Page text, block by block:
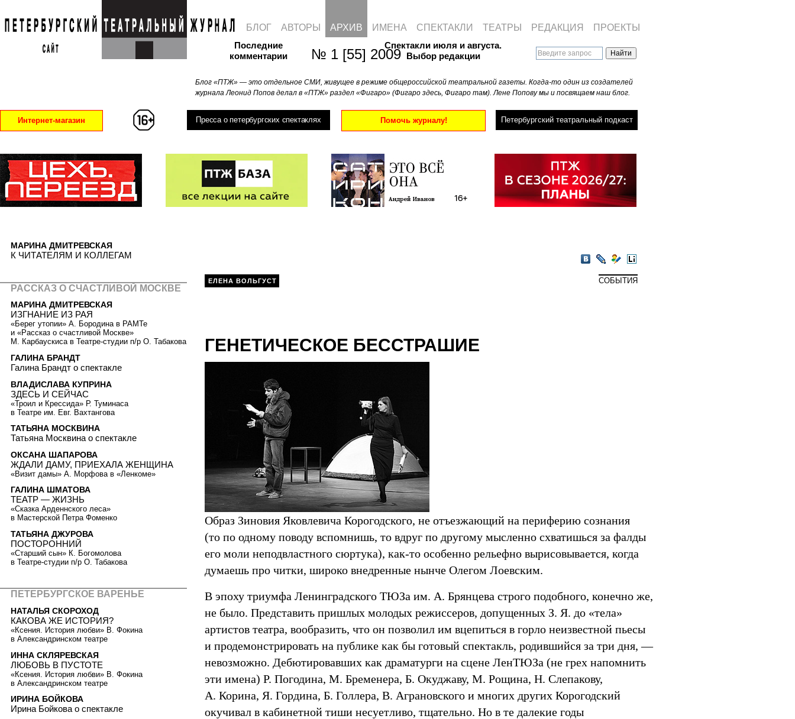
№ 1 [55] 2009
Последние
комментарии
Блог «ПТЖ» — это отдельное СМИ, живущее в режиме общероссийской театральной газеты. Когда-то один из создателей
журнала Леонид Попов делал в «ПТЖ» раздел «Фигаро» (Фигаро здесь, Фигаро там). Лене Попову мы и посвящаем наш блог.
Спектакли июля и августа.
Выбор редакции
Интернет-магазин Пресса о петербургских спектаклях Помочь журналу! Петербургский театральный подкаст
БЛОГ АВТОРЫ АРХИВ ИМЕНА СПЕКТАКЛИ ТЕАТРЫ РЕДАКЦИЯ ПРОЕКТЫ
VKontakte
LiveJournal
Мой
LiveInternet
СОБЫТИЯ
ЕЛЕНА ВОЛЬГУСТ
ГЕНЕТИЧЕСКОЕ БЕССТРАШИЕ
Образ Зиновия Яковлевича Корогодского, не отъезжающий на периферию сознания
(то по одному поводу вспомнишь, то вдруг по другому мысленно схватишься за фалды
его моли неподвластного сюртука), как-то особенно рельефно вырисовывается, когда
думаешь про читки, широко внедренные нынче Олегом Лоевским.
В эпоху триумфа Ленинградского ТЮЗа им. А. Брянцева строго подобного, конечно же,
не было. Представить пришлых молодых режиссеров, допущенных З. Я. до «тела»
артистов театра, вообразить, что он позволил им вцепиться в горло неизвестной пьесы
и продемонстрировать на публике как бы готовый спектакль, родившийся за три дня, —
невозможно. Дебютировавших как драматурги на сцене ЛенТЮЗа (не грех напомнить
эти имена) Р. Погодина, М. Бременера, Б. Окуджаву, М. Рощина, Н. Слепакову,
А. Корина, Я. Гордина, Б. Голлера, В. Аграновского и многих других Корогодский
окучивал в кабинетной тиши несуетливо, тщательно. Но в те далекие годы
МАРИНА ДМИТРЕВСКАЯ
К ЧИТАТЕЛЯМ И КОЛЛЕГАМ
РАССКАЗ О СЧАСТЛИВОЙ МОСКВЕ
МАРИНА ДМИТРЕВСКАЯ
ИЗГНАНИЕ ИЗ РАЯ
«Берег утопии» А. Бородина в РАМТе
и «Рассказ о счастливой Москве»
М. Карбаускиса в Театре-студии п/р О. Табакова
ГАЛИНА БРАНДТ
Галина Брандт о спектакле
ВЛАДИСЛАВА КУПРИНА
ЗДЕСЬ И СЕЙЧАС
«Троил и Крессида» Р. Туминаса
в Театре им. Евг. Вахтангова
ТАТЬЯНА МОСКВИНА
Татьяна Москвина о спектакле
ОКСАНА ШАПАРОВА
ЖДАЛИ ДАМУ, ПРИЕХАЛА ЖЕНЩИНА
«Визит дамы» А. Морфова в «Ленкоме»
ГАЛИНА ШМАТОВА
ТЕАТР — ЖИЗНЬ
«Сказка Арденнского леса»
в Мастерской Петра Фоменко
ТАТЬЯНА ДЖУРОВА
ПОСТОРОННИЙ
«Старший сын» К. Богомолова
в Театре-студии п/р О. Табакова
ПЕТЕРБУРГСКОЕ ВАРЕНЬЕ
НАТАЛЬЯ СКОРОХОД
КАКОВА ЖЕ ИСТОРИЯ?
«Ксения. История любви» В. Фокина
в Александринском театре
ИННА СКЛЯРЕВСКАЯ
ЛЮБОВЬ В ПУСТОТЕ
«Ксения. История любви» В. Фокина
в Александринском театре
ИРИНА БОЙКОВА
Ирина Бойкова о спектакле